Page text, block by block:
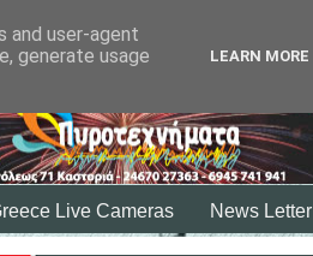
Live Cameras News Letter
and user-agent
generate usage
LEARN MORE